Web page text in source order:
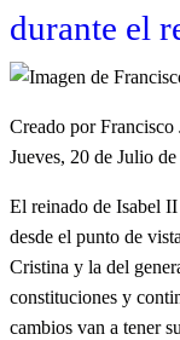
durante el
Creado por Francisco
Jueves, 20 de Julio
El reinado de Isabel
desde el punto de
Cristina y la del
constituciones y
cambios van a tener